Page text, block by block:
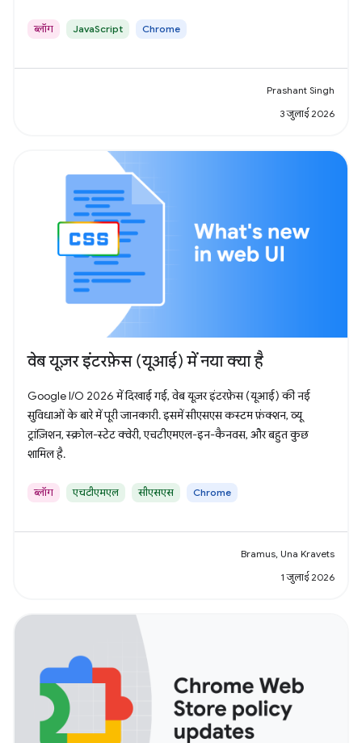
ब्लॉग JavaScript Chrome
Prashant Singh
3 जुलाई 2026
वेब यूज़र इंटरफ़ेस (यूआई) में नया क्या है
Google I/O 2026 में दिखाई गई, वेब यूज़र इंटरफ़ेस (यूआई) की नई
सुविधाओं के बारे में पूरी जानकारी. इसमें सीएसएस कस्टम फ़ंक्शन, व्यू
ट्रांज़िशन, स्क्रोल-स्टेट क्वेरी, एचटीएमएल-इन-कैनवस, और बहुत कुछ
शामिल है.
ब्लॉग एचटीएमएल सीएसएस Chrome
Bramus, Una Kravets
1 जुलाई 2026